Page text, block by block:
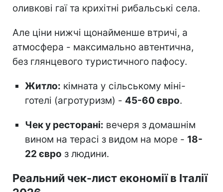
оливкові гаї та крихітні рибальські села.
Але ціни нижчі щонайменше втричі, а
атмосфера - максимально автентична,
без глянцевого туристичного пафосу.
Житло: кімната у сільському міні-
готелі (агротуризм) - 45-60 євро.
Чек у ресторані: вечеря з домашнім
вином на терасі з видом на море - 18-
22 євро з людини.
Реальний чек-лист економії в Італії